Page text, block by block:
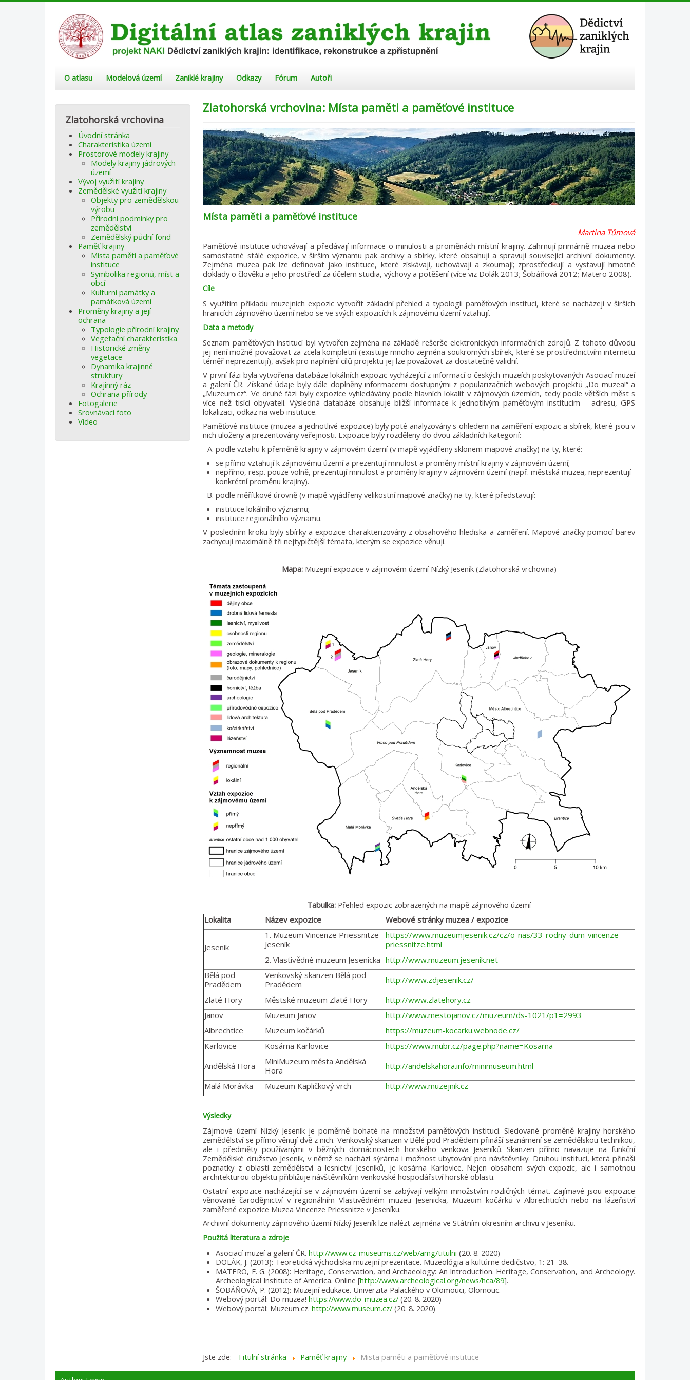
O atlasu Modelová území Zaniklé krajiny Odkazy Fórum Autoři
Zlatohorská vrchovina
Úvodní stránka
Charakteristika území
Prostorové modely krajiny
Modely krajiny jádrových
území
Vývoj využití krajiny
Zemědělské využití krajiny
Objekty pro zemědělskou
výrobu
Přírodní podmínky pro
zemědělství
Zemědělský půdní fond
Paměť krajiny
Mista paměti a paměťové
instituce
Symbolika regionů, míst a
obcí
Kulturní památky a
památková území
Proměny krajiny a její
ochrana
Typologie přírodní krajiny
Vegetační charakteristika
Historické změny
vegetace
Dynamika krajinné
struktury
Krajinný ráz
Ochrana přírody
Fotogalerie
Srovnávací foto
Video
Zlatohorská vrchovina: Místa paměti a paměťové instituce
Místa paměti a paměťové instituce
Martina Tůmová
Paměťové instituce uchovávají a předávají informace o minulosti a proměnách místní krajiny. Zahrnují primárně muzea nebo
samostatné stálé expozice, v širším významu pak archivy a sbírky, které obsahují a spravují související archivní dokumenty.
Zejména muzea pak lze definovat jako instituce, které získávají, uchovávají a zkoumají; zprostředkují a vystavují hmotné
doklady o člověku a jeho prostředí za účelem studia, výchovy a potěšení (více viz Dolák 2013; Šobáňová 2012; Matero 2008).
Cíle
S využitím příkladu muzejních expozic vytvořit základní přehled a typologii paměťových institucí, které se nacházejí v širších
hranicích zájmového území nebo se ve svých expozicích k zájmovému území vztahují.
Data a metody
Seznam paměťových institucí byl vytvořen zejména na základě rešerše elektronických informačních zdrojů. Z tohoto důvodu
jej není možné považovat za zcela kompletní (existuje mnoho zejména soukromých sbírek, které se prostřednictvím internetu
téměř neprezentují), avšak pro naplnění cílů projektu jej lze považovat za dostatečně validní.
V první fázi byla vytvořena databáze lokálních expozic vycházející z informací o českých muzeích poskytovaných Asociací muzeí
a galerií ČR. Získané údaje byly dále doplněny informacemi dostupnými z popularizačních webových projektů „Do muzea!“ a
„Muzeum.cz“. Ve druhé fázi byly expozice vyhledávány podle hlavních lokalit v zájmových územích, tedy podle větších měst s
více než tisíci obyvateli. Výsledná databáze obsahuje bližší informace k jednotlivým paměťovým institucím – adresu, GPS
lokalizaci, odkaz na web instituce.
Paměťové instituce (muzea a jednotlivé expozice) byly poté analyzovány s ohledem na zaměření expozic a sbírek, které jsou v
nich uloženy a prezentovány veřejnosti. Expozice byly rozděleny do dvou základních kategorií:
podle vztahu k přeměně krajiny v zájmovém území (v mapě vyjádřeny sklonem mapové značky) na ty, které:
se přímo vztahují k zájmovému území a prezentují minulost a proměny místní krajiny v zájmovém území;
nepřímo, resp. pouze volně, prezentují minulost a proměny krajiny v zájmovém území (např. městská muzea, neprezentují
konkrétní proměnu krajiny).
podle měřítkové úrovně (v mapě vyjádřeny velikostní mapové značky) na ty, které představují:
instituce lokálního významu;
instituce regionálního významu.
V posledním kroku byly sbírky a expozice charakterizovány z obsahového hlediska a zaměření. Mapové značky pomocí barev
zachycují maximálně tři nejtypičtější témata, kterým se expozice věnují.
Mapa:Muzejní expozice v zájmovém území Nízký Jeseník (Zlatohorská vrchovina)
Tabulka: Přehled expozic zobrazených na mapě zájmového území
Lokalita
Název expozice Webové stránky muzea / expozice
Jeseník
1. Muzeum Vincenze Priessnitze
Jeseník
https://www.muzeumjesenik.cz/cz/o-nas/33-rodny-dum-vincenze-
priessnitze.html
2. Vlastivědné muzeum Jesenicka http://www.muzeum.jesenik.net
Bělá pod
Pradědem
Venkovský skanzen Bělá pod
Pradědem
http://www.zdjesenik.cz/
Zlaté Hory
Městské muzeum Zlaté Hory
http://www.zlatehory.cz
Janov
Muzeum Janov
http://www.mestojanov.cz/muzeum/ds-1021/p1=2993
Albrechtice
Muzeum kočárků
https://muzeum-kocarku.webnode.cz/
Karlovice
Kosárna Karlovice
https://www.mubr.cz/page.php?name=Kosarna
Andělská Hora
MiniMuzeum města Andělská
Hora
http://andelskahora.info/minimuseum.html
Malá Morávka
Muzeum Kapličkový vrch http://www.muzejnik.cz
Výsledky
Zájmové území Nízký Jeseník je poměrně bohaté na množství paměťových institucí. Sledované proměně krajiny horského
zemědělství se přímo věnují dvě z nich. Venkovský skanzen v Bělé pod Pradědem přináší seznámení se zemědělskou technikou,
ale i předměty používanými v běžných domácnostech horského venkova Jeseníků. Skanzen přímo navazuje na funkční
Zemědělské družstvo Jeseník, v němž se nachází sýrárna i možnost ubytování pro návštěvníky. Druhou institucí, která přináší
poznatky z oblasti zemědělství a lesnictví Jeseníků, je kosárna Karlovice. Nejen obsahem svých expozic, ale i samotnou
architekturou objektu přibližuje návštěvníkům venkovské hospodářství horské oblasti.
Ostatní expozice nacházející se v zájmovém území se zabývají velkým množstvím rozličných témat. Zajímavé jsou expozice
věnované čarodějnictví v regionálním Vlastivědném muzeu Jesenicka, Muzeum kočárků v Albrechticích nebo na lázeňství
zaměřené expozice Muzea Vincenze Priessnitze v Jeseníku.
Archivní dokumenty zájmového území Nízký Jeseník lze nalézt zejména ve Státním okresním archivu v Jeseníku.
Použitá literatura a zdroje
Asociací muzeí a galerií ČR.http://www.cz-museums.cz/web/amg/titulni (20. 8. 2020)
DOLÁK, J. (2013): Teoretická východiska muzejní prezentace. Muzeológia a kultúrne dedičstvo, 1: 21–38.
MATERO, F. G. (2008): Heritage, Conservation, and Archaeology: An Introduction. Heritage, Conservation, and Archeology.
Archeological Institute of America. Online [http://www.archeological.org/news/hca/89].
ŠOBÁŇOVÁ, P. (2012): Muzejní edukace. Univerzita Palackého v Olomouci, Olomouc.
Webový portál: Do muzea!https://www.do-muzea.cz/ (20. 8. 2020)
Webový portál: Muzeum.cz.http://www.museum.cz/ (20. 8. 2020)
Jste zde: Titulní stránka Paměť krajiny Mista paměti a paměťové instituce